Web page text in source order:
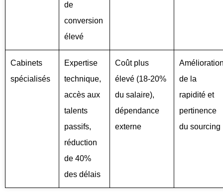
de
conversion
élevé
Cabinets
spécialisés
Expertise
technique,
accès aux
talents
passifs,
réduction
de 40%
des délais
Coût plus
élevé (18-20%
du salaire),
dépendance
externe
de la
rapidité et
pertinence
du sourcing